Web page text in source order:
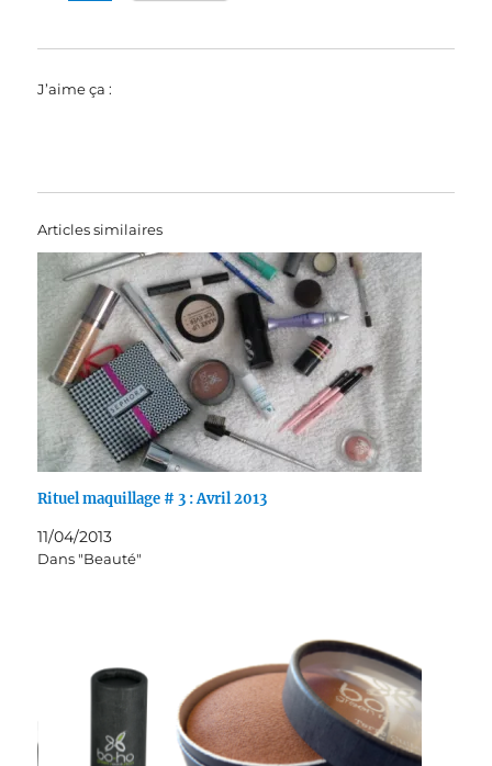
J’aime ça :
Articles similaires
Rituel maquillage # 3 : Avril 2013
11/04/2013
Dans "Beauté"